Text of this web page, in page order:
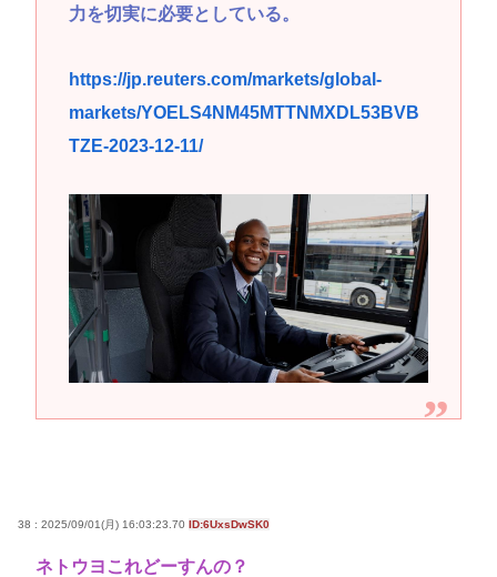
力を切実に必要としている。
https://jp.reuters.com/markets/global-
markets/YOELS4NM45MTTNMXDL53BVB
TZE-2023-12-11/
38 : 2025/09/01(月) 16:03:23.70 ID:6UxsDwSK0
ネトウヨこれどーすんの？